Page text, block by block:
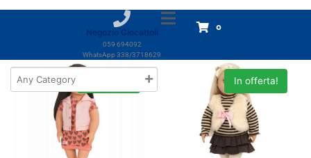
Negozio Giocattoli
059 694092
WhatsApp 338/3718629
0
In offerta!